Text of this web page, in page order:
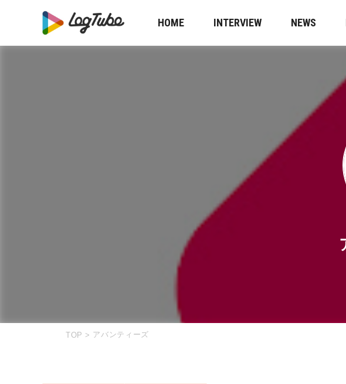
HOME INTERVIEW NEWS
TOP > アバンティーズ